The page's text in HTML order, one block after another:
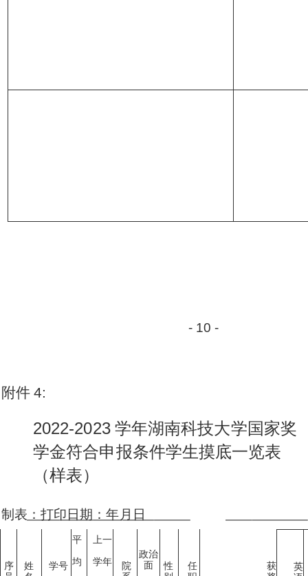
- 10 -
附件4:
2022-2023 学年湖南科技大学国家奖
学金符合申报条件学生摸底一览表
（样表）
制表 ：打印日期 ：年 月 日
序
姓
学号
平
均
上一
学年
院
政治
面
性
任
获
英